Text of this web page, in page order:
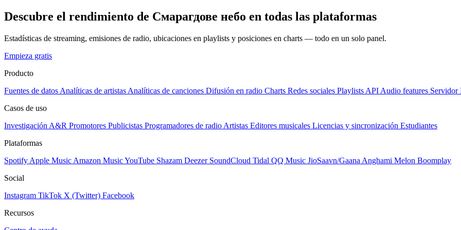
Descubre el rendimiento de Смарагдове небо en todas las plataformas
Estadísticas de streaming, emisiones de radio, ubicaciones en playlists y posiciones en charts — todo en un solo panel.
Empieza gratis
Producto
Fuentes de datos Analíticas de artistas Analíticas de canciones Difusión en radio Charts Redes sociales Playlists API Audio features Servidor
Casos de uso
Investigación A&R Promotores Publicistas Programadores de radio Artistas Editores musicales Licencias y sincronización Estudiantes
Plataformas
Spotify Apple Music Amazon MusicYouTube Shazam Deezer SoundCloud Tidal QQ Music JioSaavn/Gaana Anghami Melon Boomplay
Social
Instagram TikTok X (Twitter) Facebook
Recursos